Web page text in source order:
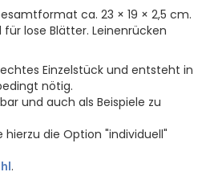
ca. 23 × 19 × 2,5 cm.
lose Blätter. Leinenrücken
Einzelstück und entsteht in
nötig.
und auch als Beispiele zu
die Option "individuell"
.